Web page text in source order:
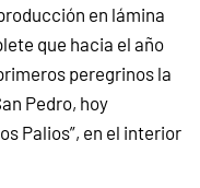
en lámina
que hacia el año
peregrinos la
Pedro, hoy
Palios”, en el interior